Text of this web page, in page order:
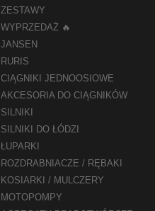
ZESTAWY
WYPRZEDAŻ 🔥
JANSEN
RURIS
CIĄGNIKI JEDNOOSIOWE
AKCESORIA DO CIĄGNIKÓW
SILNIKI
SILNIKI DO ŁÓDZI
ŁUPARKI
ROZDRABNIACZE / RĘBAKI
KOSIARKI / MULCZERY
MOTOPOMPY